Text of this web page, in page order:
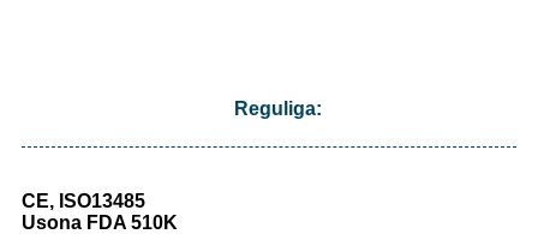
Reguliga:
CE, ISO13485
Usona FDA 510K